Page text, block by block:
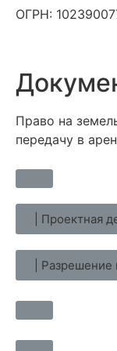
ОГРН:
Право на
передачу в
| Проектная
|